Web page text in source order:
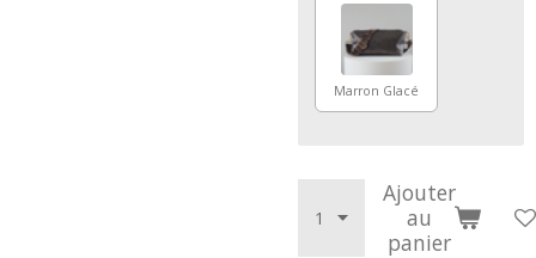
Marron Glacé
Ajouter
au
panier